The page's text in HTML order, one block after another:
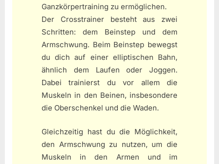
Ganzkörpertraining zu ermöglichen.
Der Crosstrainer besteht aus zwei
Schritten: dem Beinstep und dem
Armschwung. Beim Beinstep bewegst
du dich auf einer elliptischen Bahn,
ähnlich dem Laufen oder Joggen.
Dabei trainierst du vor allem die
Muskeln in den Beinen, insbesondere
die Oberschenkel und die Waden.
Gleichzeitig hast du die Möglichkeit,
den Armschwung zu nutzen, um die
Muskeln in den Armen und im